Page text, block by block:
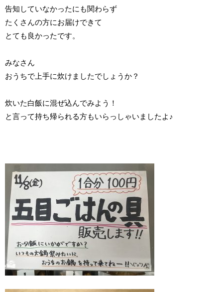
告知していなかったにも関わらず
たくさんの方にお届けできて
とても良かったです。
みなさん
おうちで上手に炊けましたでしょうか？
炊いた白飯に混ぜ込んでみよう！
と言って持ち帰られる方もいらっしゃいましたよ♪